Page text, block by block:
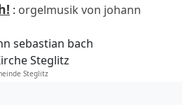
: orgelmusik von johann
sebastian bach
Steglitz
Steglitz